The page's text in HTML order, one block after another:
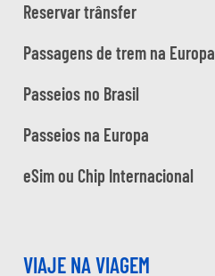
Reservar trânsfer
Passagens de trem na Europa
Passeios no Brasil
Passeios na Europa
eSim ou Chip Internacional
VIAJE NA VIAGEM